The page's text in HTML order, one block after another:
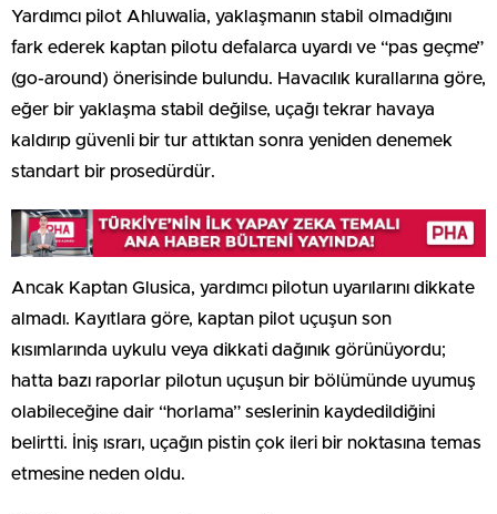
Yardımcı pilot Ahluwalia, yaklaşmanın stabil olmadığını
fark ederek kaptan pilotu defalarca uyardı ve “pas geçme”
(go-around) önerisinde bulundu. Havacılık kurallarına göre,
eğer bir yaklaşma stabil değilse, uçağı tekrar havaya
kaldırıp güvenli bir tur attıktan sonra yeniden denemek
standart bir prosedürdür.
Ancak Kaptan Glusica, yardımcı pilotun uyarılarını dikkate
almadı. Kayıtlara göre, kaptan pilot uçuşun son
kısımlarında uykulu veya dikkati dağınık görünüyordu;
hatta bazı raporlar pilotun uçuşun bir bölümünde uyumuş
olabileceğine dair “horlama” seslerinin kaydedildiğini
belirtti. İniş ısrarı, uçağın pistin çok ileri bir noktasına temas
etmesine neden oldu.